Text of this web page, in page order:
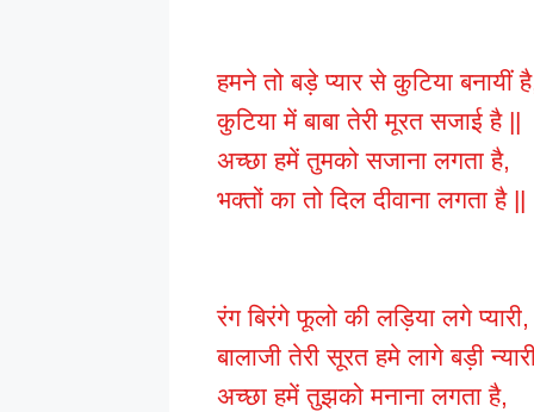
हमने तो बड़े प्यार से कुटिया बनायीं
कुटिया में बाबा तेरी मूरत सजाई है ||
अच्छा हमें तुमको सजाना लगता है,
भक्तों का तो दिल दीवाना लगता है ||
रंग बिरंगे फूलो की लड़िया लगे प्यारी,
बालाजी तेरी सूरत हमे लागे बड़ी
अच्छा हमें तुझको मनाना लगता है,